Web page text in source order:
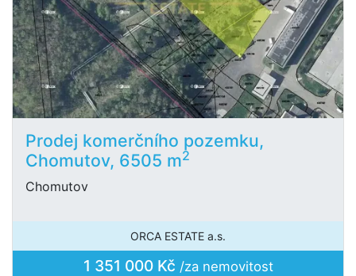
Prodej komerčního pozemku,
Chomutov, 6505 m2
Chomutov
ORCA ESTATE a.s.
1 351 000 Kč /za nemovitost